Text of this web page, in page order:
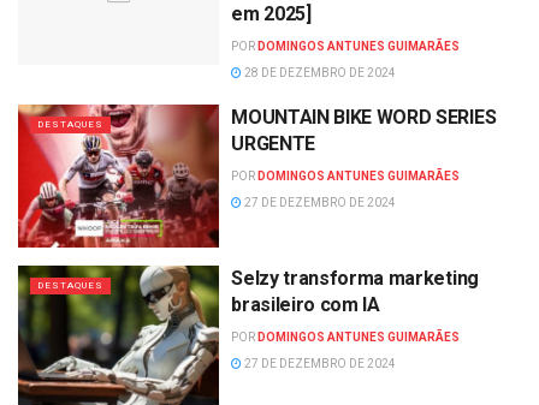
em 2025]
POR DOMINGOS ANTUNES GUIMARÃES
28 DE DEZEMBRO DE 2024
DESTAQUES
MOUNTAIN BIKE WORD SERIES
URGENTE
POR DOMINGOS ANTUNES GUIMARÃES
27 DE DEZEMBRO DE 2024
DESTAQUES
Selzy transforma marketing
brasileiro com IA
POR DOMINGOS ANTUNES GUIMARÃES
27 DE DEZEMBRO DE 2024